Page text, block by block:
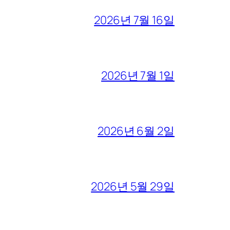
2026년 7월 16일
2026년 7월 1일
2026년 6월 2일
2026년 5월 29일